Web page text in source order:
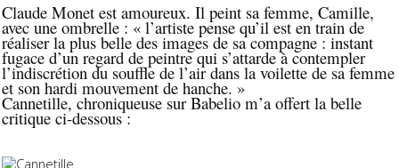
Claude Monet est amoureux. Il peint sa femme, Camille,
avec une ombrelle : « l’artiste pense qu’il est en train de
réaliser la plus belle des images de sa compagne : instant
fugace d’un regard de peintre qui s’attarde à contempler
l’indiscrétion du souffle de l’air dans la voilette de sa femme
et son hardi mouvement de hanche. »
Cannetille, chroniqueuse sur Babelio m’a offert la belle
critique ci-dessous :